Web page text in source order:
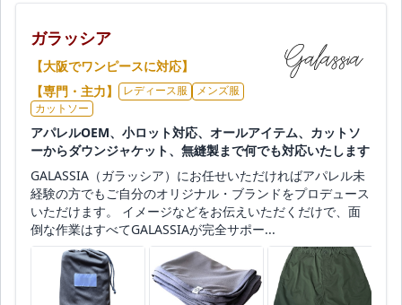
ガラッシア
【大阪でワンピースに対応】
【専門・主力】
レディース服
メンズ服
カットソー
アパレルOEM、小ロット対応、オールアイテム、カットソ
ーからダウンジャケット、無縫製まで何でも対応いたします
GALASSIA（ガラッシア）にお任せいただければアパレル未
経験の方でもご自分のオリジナル・ブランドをプロデュース
いただけます。 イメージなどをお伝えいただくだけで、面
倒な作業はすべてGALASSIAが完全サポー...